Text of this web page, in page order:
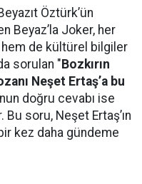
Öztürk’ün
Beyaz’la Joker, her
de kültürel bilgiler
sorulan "Bozkırın
Neşet Ertaş’a bu
doğru cevabı ise
Bu soru, Neşet Ertaş’ın
kez daha gündeme